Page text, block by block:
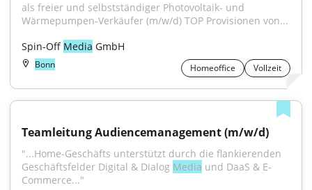
als freier und selbstständiger Photovoltaik- und
Wärmepumpen-Verkäufer (m/w/d) TOP Provisionen von...
Spin-Off Media GmbH
Bonn Homeoffice Vollzeit
Teamleitung Audiencemanagement (m/w/d)
"...Home-Geschäfts unterstützt durch die flankierenden
Geschäftsfelder Digital & Dialog Media und DaaS & E-
Commerce..."